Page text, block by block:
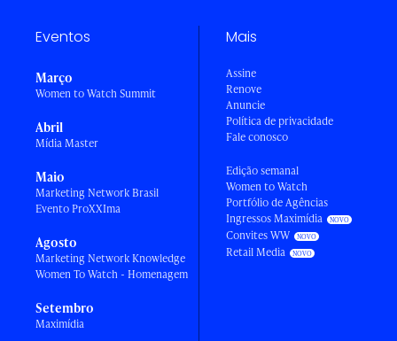
Eventos
Março
Women to Watch Summit
Abril
Mídia Master
Maio
Marketing Network Brasil
Evento ProXXIma
Agosto
Marketing Network Knowledge
Women To Watch - Homenagem
Setembro
Maximídia
Mais
Assine
Renove
Anuncie
Política de privacidade
Fale conosco
Edição semanal
Women to Watch
Portfólio de Agências
Ingressos Maximídia
Convites WW
Retail Media